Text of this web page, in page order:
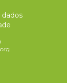
dados